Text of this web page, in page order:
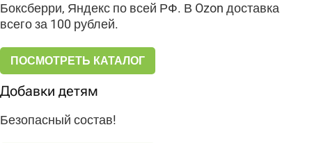
Боксберри, Яндекс по всей РФ. В Ozon доставка
всего за 100 рублей.
ПОСМОТРЕТЬ КАТАЛОГ
Добавки детям
Безопасный состав!